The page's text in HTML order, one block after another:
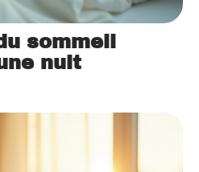
sommeil
nuit